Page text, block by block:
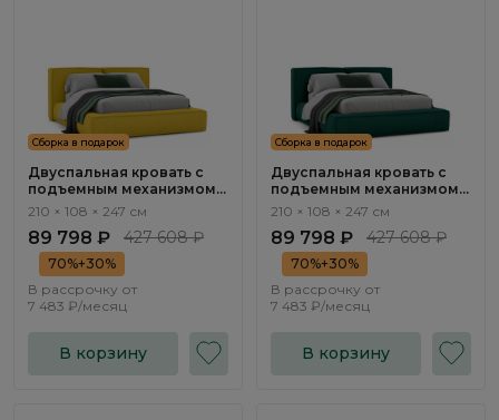
Сборка в подарок
Двуспальная кровать с
подъемным механизмом
Нью-Йорк / New York
210 × 108 × 247 см
89 798 ₽ 427 608 ₽
70%+30%
В рассрочку от
7 483 ₽/месяц
В корзину
Сборка в подарок
Двуспальная кровать с
подъемным механизмом
Нью-Йорк / New York
210 × 108 × 247 см
89 798 ₽ 427 608 ₽
70%+30%
В рассрочку от
7 483 ₽/месяц
В корзину